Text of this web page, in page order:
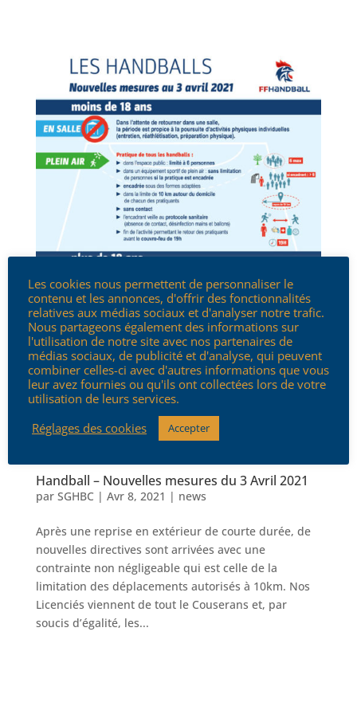
Handball – Nouvelles mesures du 3 Avril 2021
par SGHBC | Avr 8, 2021 | news
Après une reprise en extérieur de courte durée, de
nouvelles directives sont arrivées avec une
contrainte non négligeable qui est celle de la
limitation des déplacements autorisés à 10km. Nos
Licenciés viennent de tout le Couserans et, par
soucis d’égalité, les...
Les cookies nous permettent de personnaliser le
contenu et les annonces, d'offrir des fonctionnalités
relatives aux médias sociaux et d'analyser notre trafic.
Nous partageons également des informations sur
l'utilisation de notre site avec nos partenaires de
médias sociaux, de publicité et d'analyse, qui peuvent
combiner celles-ci avec d'autres informations que vous
leur avez fournies ou qu'ils ont collectées lors de votre
utilisation de leurs services.
Réglages des cookies
Accepter